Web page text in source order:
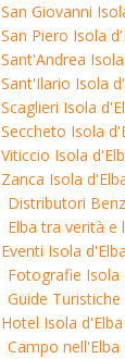
San Giovanni
San Piero Isola
Sant'Andrea
Sant'Ilario Isola
Scaglieri Isola
Seccheto Isola
Viticcio Isola
Zanca Isola
Distributori
Elba tra verità e
Eventi Isola d'Elba
Fotografie Isola
Guide Turistiche
Hotel Isola d'Elba
Campo nell'Elba